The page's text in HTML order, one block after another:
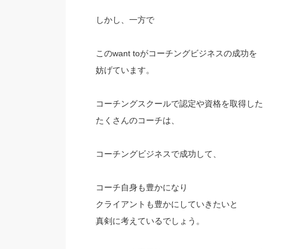
しかし、一方で
このwant toがコーチングビジネスの成功を
妨げています。
コーチングスクールで認定や資格を取得した
たくさんのコーチは、
コーチングビジネスで成功して、
コーチ自身も豊かになり
クライアントも豊かにしていきたいと
真剣に考えているでしょう。